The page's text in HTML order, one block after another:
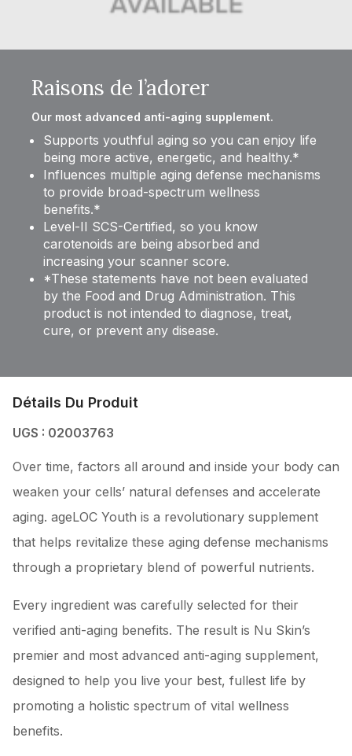
Raisons de l’adorer
Our most advanced anti-aging supplement.
Supports youthful aging so you can enjoy life
being more active, energetic, and healthy.*
Influences multiple aging defense mechanisms
to provide broad-spectrum wellness
benefits.*
Level-II SCS-Certified, so you know
carotenoids are being absorbed and
increasing your scanner score.
*These statements have not been evaluated
by the Food and Drug Administration. This
product is not intended to diagnose, treat,
cure, or prevent any disease.
Détails Du Produit
UGS : 02003763
Over time, factors all around and inside your body can
weaken your cells’ natural defenses and accelerate
aging. ageLOC Youth is a revolutionary supplement
that helps revitalize these aging defense mechanisms
Every ingredient was carefully selected for their
verified anti-aging benefits. The result is Nu Skin’s
premier and most advanced anti-aging supplement,
designed to help you live your best, fullest life by
promoting a holistic spectrum of vital wellness